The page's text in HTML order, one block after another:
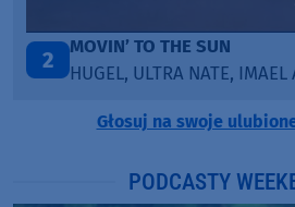
3
KATY
Głosuj na swoje
PODCASTY